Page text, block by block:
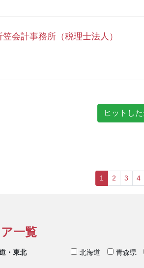
笠会計事務所（税理士法人）
1 2 3 4
一覧
・東北 北海道 青森県